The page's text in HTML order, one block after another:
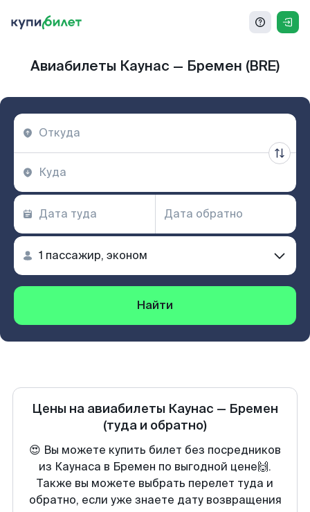
Авиабилеты Каунас — Бремен (BRE)
Найти
Цены на авиабилеты Каунас — Бремен
(туда и обратно)
😍 Вы можете купить билет без посредников
из Каунаса в Бремен по выгодной цене🙌.
Также вы можете выбрать перелет туда и
обратно, если уже знаете дату возвращения